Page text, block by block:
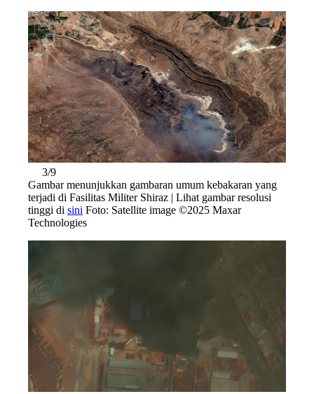
3/9
Gambar menunjukkan gambaran umum kebakaran yang
terjadi di Fasilitas Militer Shiraz | Lihat gambar resolusi
tinggi di sini Foto: Satellite image ©2025 Maxar
Technologies